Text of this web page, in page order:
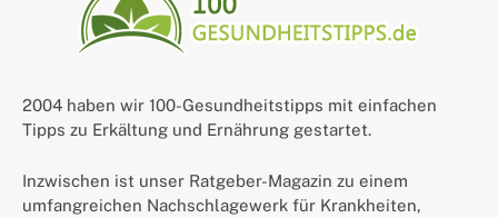
2004 haben wir 100-Gesundheitstipps mit einfachen
Tipps zu Erkältung und Ernährung gestartet.
Inzwischen ist unser Ratgeber-Magazin zu einem
umfangreichen Nachschlagewerk für Krankheiten,